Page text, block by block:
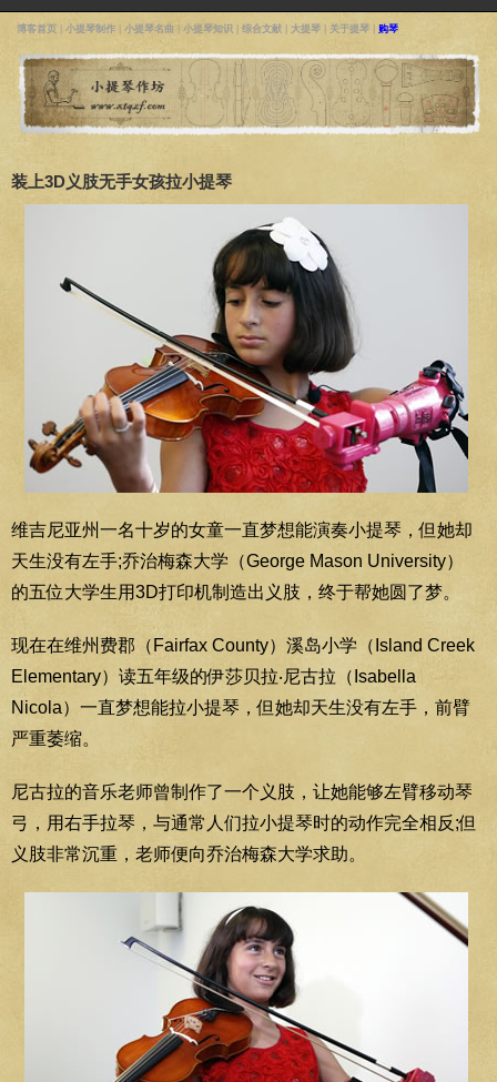
博客首页 小提琴制作 小提琴名曲 小提琴知识 综合文献 大提琴 关于提琴 购琴
装上3D义肢无手女孩拉小提琴
维吉尼亚州一名十岁的女童一直梦想能演奏小提琴，但她却
天生没有左手;乔治梅森大学（George Mason University）
的五位大学生用3D打印机制造出义肢，终于帮她圆了梦。
现在在维州费郡（Fairfax County）溪岛小学（Island Creek
Elementary）读五年级的伊莎贝拉‧尼古拉（Isabella
Nicola）一直梦想能拉小提琴，但她却天生没有左手，前臂
严重萎缩。
尼古拉的音乐老师曾制作了一个义肢，让她能够左臂移动琴
弓，用右手拉琴，与通常人们拉小提琴时的动作完全相反;但
义肢非常沉重，老师便向乔治梅森大学求助。